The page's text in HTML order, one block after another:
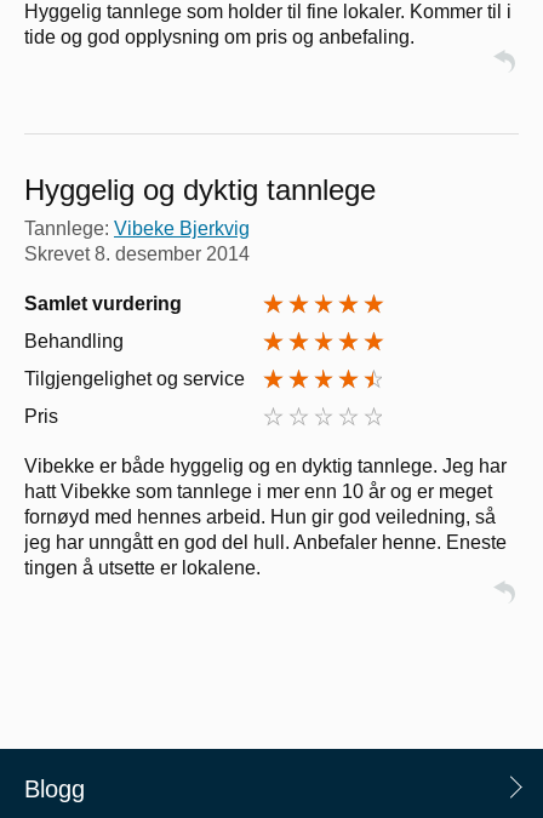
Hyggelig tannlege som holder til fine lokaler. Kommer til i
tide og god opplysning om pris og anbefaling.
Hyggelig og dyktig tannlege
Tannlege: Vibeke Bjerkvig
Skrevet8. desember 2014
Samlet vurdering
Behandling
Tilgjengelighet og service
Pris
Vibekke er både hyggelig og en dyktig tannlege. Jeg har
hatt Vibekke som tannlege i mer enn 10 år og er meget
fornøyd med hennes arbeid. Hun gir god veiledning, så
jeg har unngått en god del hull. Anbefaler henne. Eneste
tingen å utsette er lokalene.
Blogg